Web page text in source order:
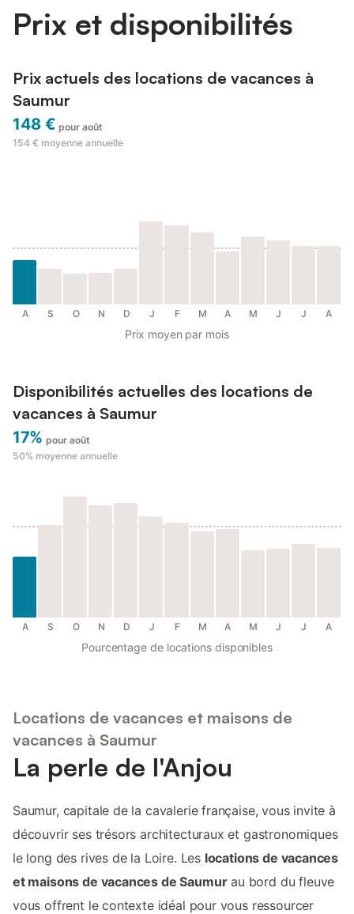
Prix et disponibilités
Prix actuels des locations de vacances à
Saumur
148 € pour août
154 € moyenne annuelle
A S O N D J F M A M J J A
Prix moyen par mois
Disponibilités actuelles des locations de
vacances à Saumur
17% pour août
50% moyenne annuelle
A S O N D J F M A M J J A
Pourcentage de locations disponibles
Locations de vacances et maisons de
vacances à Saumur
La perle de l'Anjou
Saumur, capitale de la cavalerie française, vous invite à
découvrir ses trésors architecturaux et gastronomiques
le long des rives de la Loire. Les locations de vacances
et maisons de vacances de Saumurau bord du fleuve
vous offrent le contexte idéal pour vous ressourcer